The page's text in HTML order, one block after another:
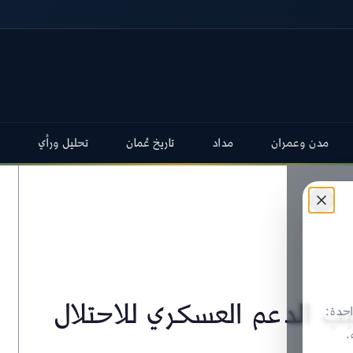
مدن وعمران مداد تاريخ عُمان تحليل ورأي
الدعم العسكري للاحتلال